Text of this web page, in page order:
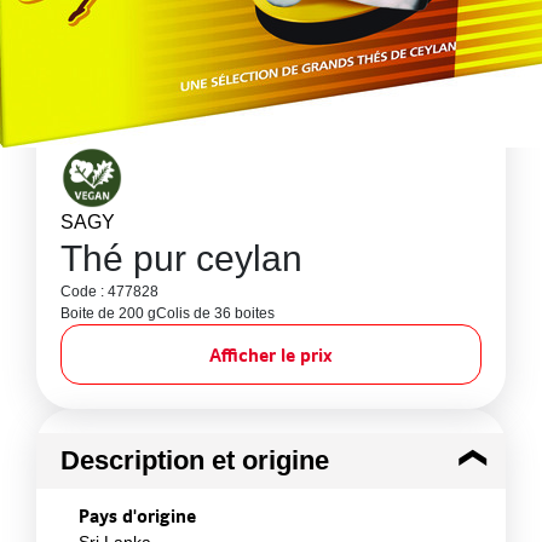
SAGY
Thé pur ceylan
Code : 477828
Boite de 200 gColis de 36 boites
Afficher le prix
Description et origine
Pays d'origine